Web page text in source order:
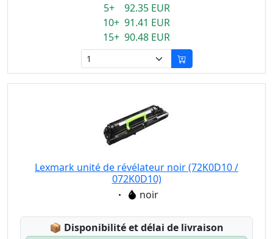
5+ 92.35 EUR
10+ 91.41 EUR
15+ 90.48 EUR
Lexmark unité de révélateur noir (72K0D10 /
072K0D10)
Eigenschaft:
noir
📦 Lagerstatus:
Disponibilité et délai de livraison